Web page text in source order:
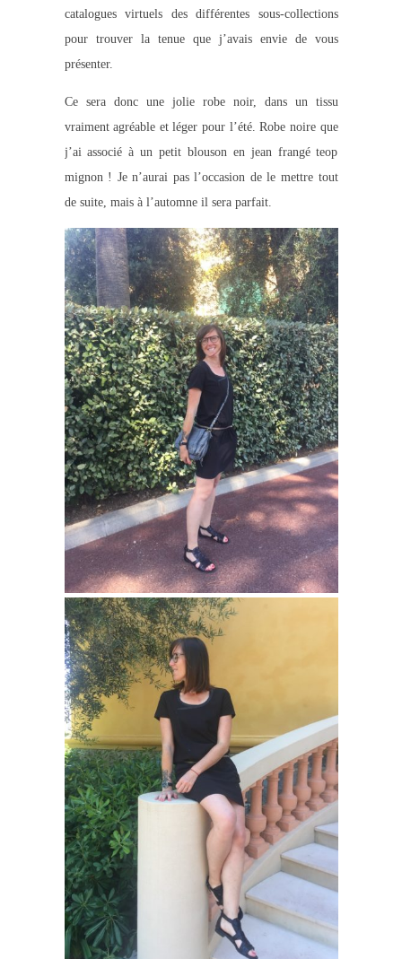
catalogues virtuels des différentes sous-collections
pour trouver la tenue que j’avais envie de vous
présenter.
Ce sera donc une jolie robe noir, dans un tissu
vraiment agréable et léger pour l’été. Robe noire que
j’ai associé à un petit blouson en jean frangé teop
mignon ! Je n’aurai pas l’occasion de le mettre tout
de suite, mais à l’automne il sera parfait.